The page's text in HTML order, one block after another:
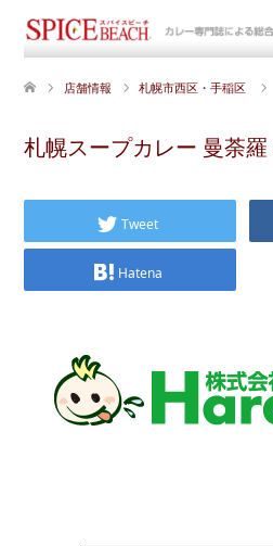
店舗情報 札幌市西区・手稲区
札幌スープカレー 曼荼羅
Tweet
Hatena